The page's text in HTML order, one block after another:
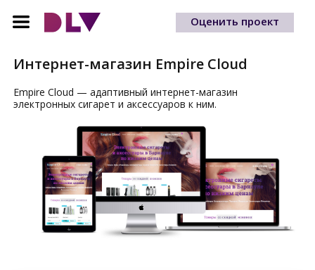
Оценить проект
Интернет-магазин Empire Cloud
Empire Cloud — адаптивный интернет-магазин
электронных сигарет и аксессуаров к ним.